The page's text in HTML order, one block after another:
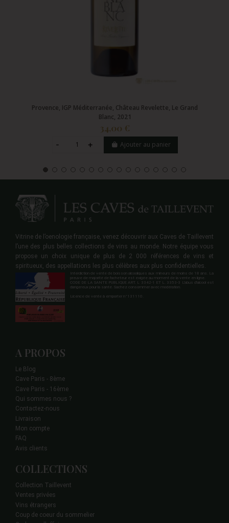
Provence, IGP Méditerranée, Château Revelette, Le Grand
Blanc, 2021
34,00 €
Ajouter au panier
Vitrine de l’oenologie française, venez découvrir aux Caves de Taillevent
l’une des plus belles collections de vins au monde. Notre équipe vous
propose un choix unique de plus de 2 000 références de vins et
spiritueux, des appellations les plus célèbres aux plus confidentielles.
Interdiction de vente de boisson alcooliques aux mineurs de moins de 18 ans. La
preuve de majorité de l'acheteur est exigée au moment de la vente en ligne.
CODE DE LA SANTE PUBLIQUE ART. L 3342-1 ET L. 3353-3 L'abus d'alcool est
dangereux pour la santé. Sachez consommer avec modération.
Licence de vente à emporter n°131110.
A PROPOS
Le Blog
Cave Paris - 8ème
Cave Paris - 16ème
Qui sommes nous ?
Contactez-nous
Livraison
Mon compte
FAQ
Avis clients
COLLECTIONS
Collection Taillevent
Ventes privées
Vins étrangers
Coup de coeur du sommelier